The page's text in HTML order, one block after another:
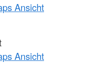
Ansicht
Ansicht